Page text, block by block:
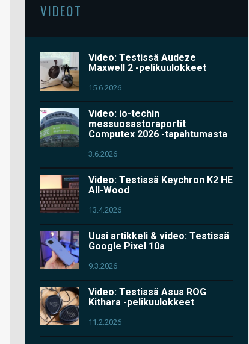
VIDEOT
Video: Testissä Audeze
Maxwell 2 -pelikuulokkeet
15.6.2026
Video: io-techin
messuosastoraportit
Computex 2026 -tapahtumasta
3.6.2026
Video: Testissä Keychron K2 HE
All-Wood
13.4.2026
Uusi artikkeli & video: Testissä
Google Pixel 10a
9.3.2026
Video: Testissä Asus ROG
Kithara -pelikuulokkeet
11.2.2026